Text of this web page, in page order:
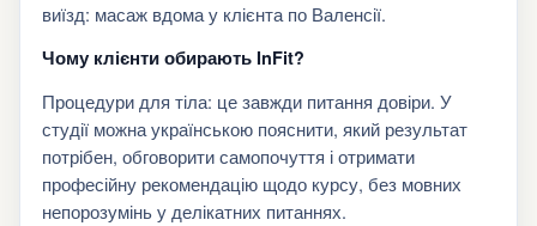
виїзд: масаж вдома у клієнта по Валенсії.
Чому клієнти обирають InFit?
Процедури для тіла: це завжди питання довіри. У
студії можна українською пояснити, який результат
потрібен, обговорити самопочуття і отримати
професійну рекомендацію щодо курсу, без мовних
непорозумінь у делікатних питаннях.